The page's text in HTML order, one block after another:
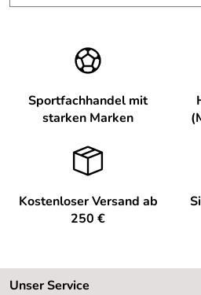
Sportfachhandel mit
starken Marken
Kostenloser Versand ab
250 €
Unser Service